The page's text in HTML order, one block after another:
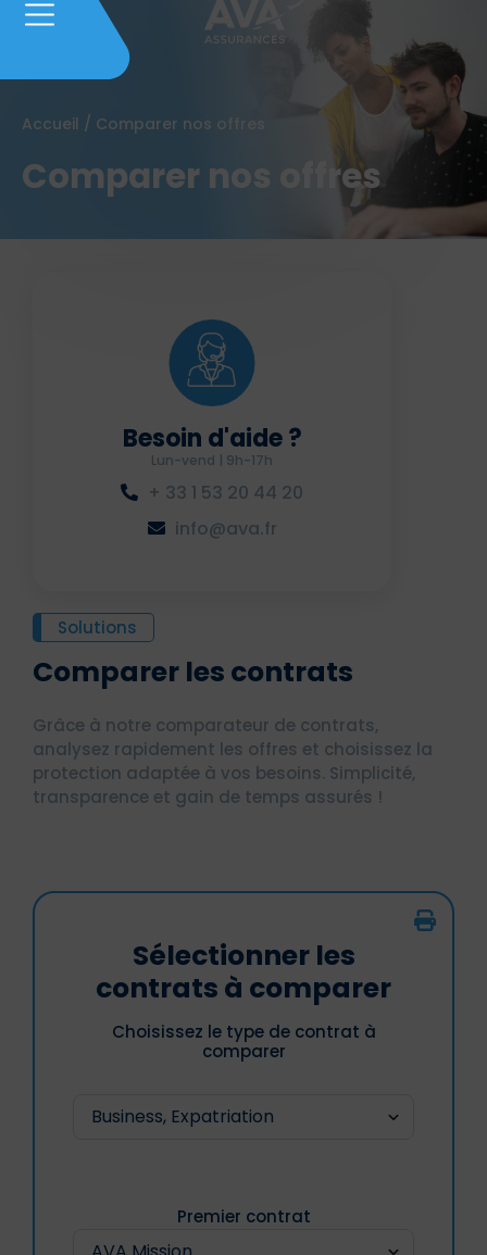
Accueil / Comparer nos offres
Comparer nos offres
Solutions
Comparer les contrats
Grâce à notre comparateur de contrats,
analysez rapidement les offres et choisissez la
protection adaptée à vos besoins. Simplicité,
transparence et gain de temps assurés !
Besoin d'aide ?
Lun-vend | 9h-17h
+ 33 1 53 20 44 20
info@ava.fr
Sélectionner les
contrats à comparer
Choisissez le type de contrat à
comparer
Premier contrat